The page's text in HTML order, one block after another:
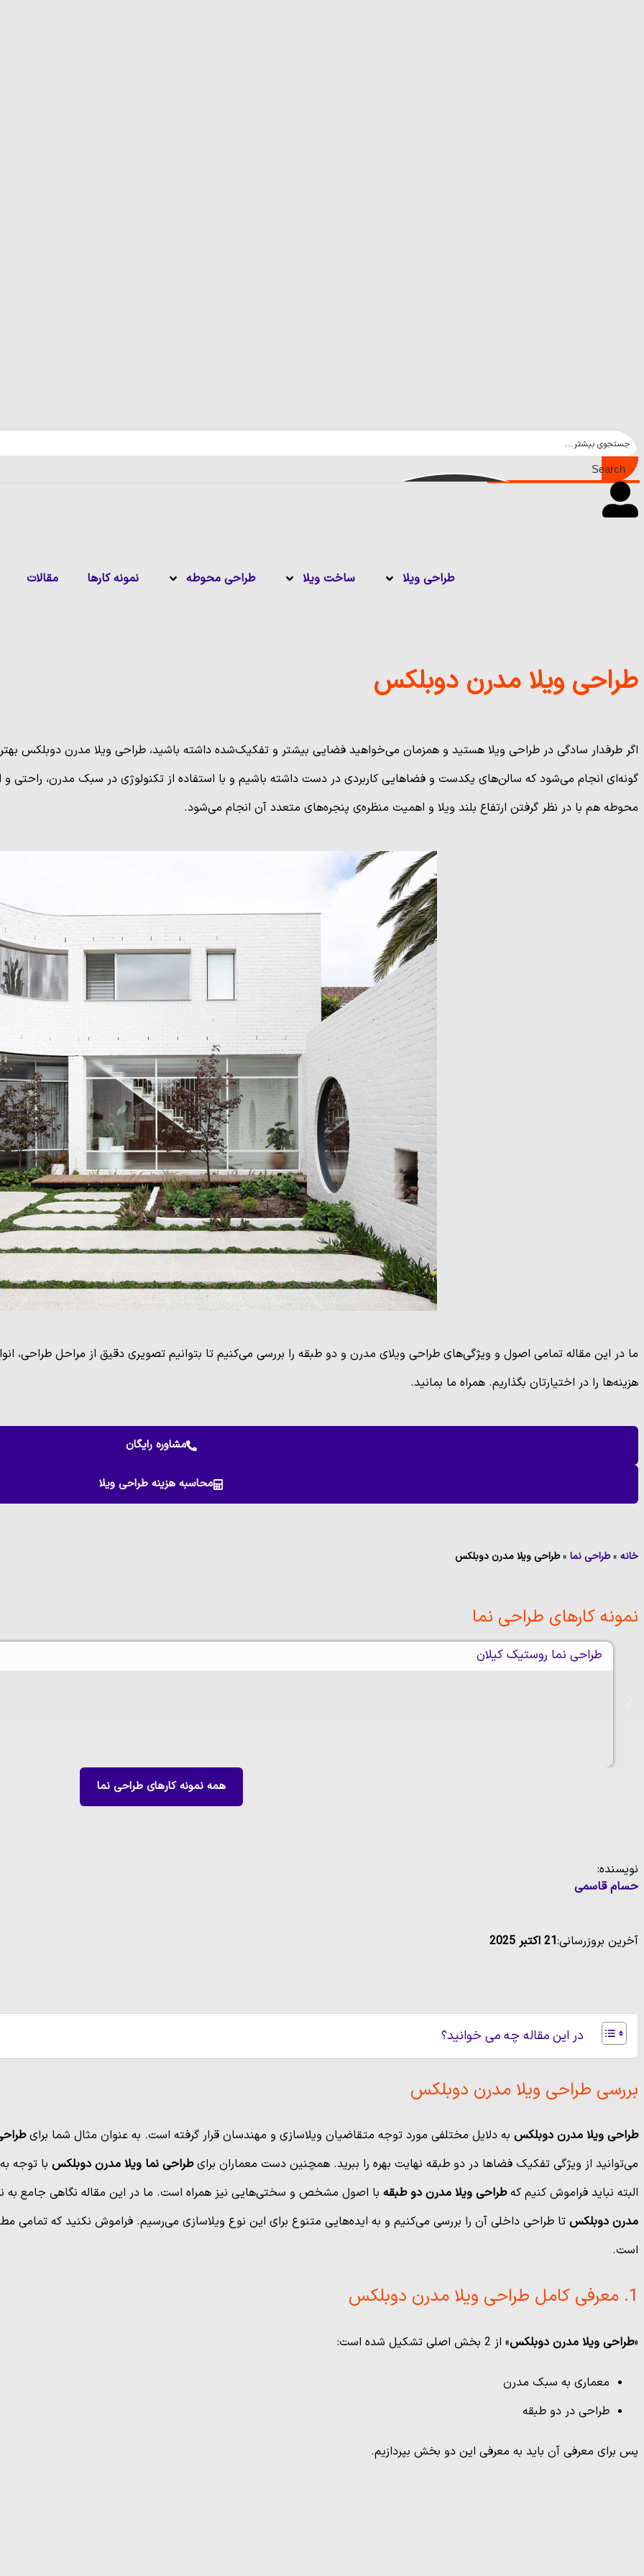
Search
طراحی ویلا ساخت ویلا طراحی محوطه نمونه کارها مقالات
طراحی ویلا مدرن دوبلکس
اگر طرفدار سادگی در طراحی ویلا هستید و همزمان می‌خواهید فضایی بیشتر و تفکیک‌شده داشته باشید، طراحی ویلا مدرن دوبلکس
گونه‌ای انجام می‌شود که سالن‌های یکدست و فضاهایی کاربردی در دست داشته باشیم و با استفاده از تکنولوژی در سبک مدرن، راحتی و
محوطه هم با در نظر گرفتن ارتفاع بلند ویلا و اهمیت منظره‌ی پنجره‌های متعدد آن انجام می‌شود.
ما در این مقاله تمامی اصول و ویژگی‌های طراحی ویلای مدرن و دو طبقه را بررسی می‌کنیم تا بتوانیم تصویری دقیق از مراحل طراحی،
هزینه‌ها را در اختیارتان بگذاریم. همراه ما بمانید.
مشاوره رایگان
محاسبه هزینه طراحی ویلا
خانه »طراحی نما »طراحی ویلا مدرن دوبلکس
نمونه کارهای طراحی نما
طراحی نما روستیک کیلان
همه نمونه کارهایطراحی نما
نویسنده:
حسام قاسمی
آخرین بروزرسانی:21 اکتبر 2025
در این مقاله چه می خوانید؟
بررسی طراحی ویلا مدرن دوبلکس
طراحی ویلا مدرن دوبلکس به دلایل مختلفی مورد توجه متقاضیان ویلاسازی و مهندسان قرار گرفته است. به عنوان مثال شما برای
می‌توانید از ویژگی تفکیک فضاها در دو طبقه نهایت بهره را ببرید. همچنین دست معماران برایطراحی نما ویلا مدرن دوبلکس با توجه
البته نباید فراموش کنیم کهطراحی ویلا مدرن دو طبقه با اصول مشخص و سختی‌هایی نیز همراه است. ما در این مقاله نگاهی جامع به
مدرن دوبلکس تا طراحی داخلی آن را بررسی می‌کنیم و به ایده‌هایی متنوع برای این نوع ویلاسازی می‌رسیم. فراموش نکنید که تمامی
است.
1. معرفی کامل طراحی ویلا مدرن دوبلکس
«طراحی ویلا مدرن دوبلکس» از 2 بخش اصلی تشکیل شده است:
معماری به سبک مدرن
طراحی در دو طبقه
پس برای معرفی آن باید به معرفی این دو بخش بپردازیم.